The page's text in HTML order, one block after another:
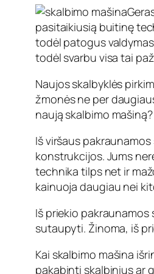
pasitaikiusią buitinę
todėl patogus
todėl svarbu visa tai
Naujos skalbyklės
žmonės ne per
naują skalbimo
Iš viršaus pakraunamos
konstrukcijos. Jums
technika tilps net ir
kainuoja daugiau nei
Iš priekio
sutaupyti. Žinoma, iš
Kai skalbimo mašina
pakabinti skalbinius ar